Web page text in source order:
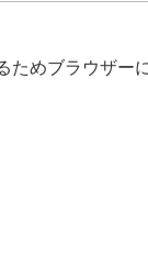
ためブラウザー